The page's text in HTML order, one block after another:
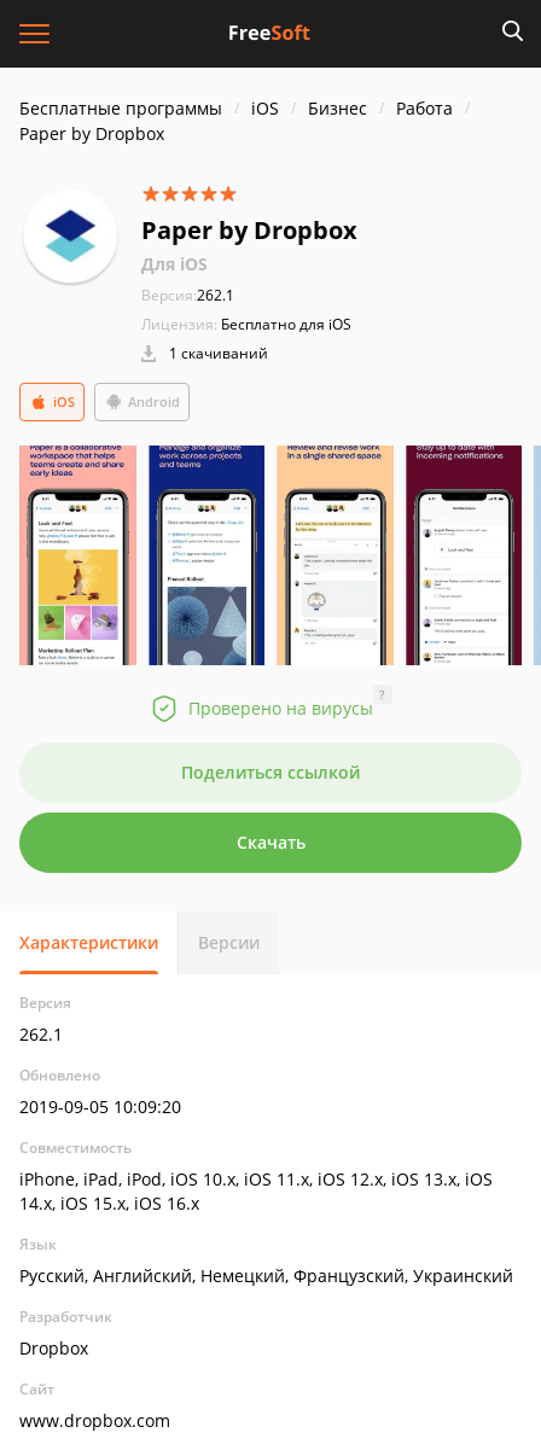
Бесплатные программы iOS Бизнес
Работа
Paper by Dropbox
Paper by Dropbox
Для iOS
Версия:262.1
Лицензия: Бесплатно для iOS
1 скачиваний
Android
iOS
Проверено на вирусы
?
Поделиться ссылкой
Скачать
Характеристики Версии
Версия
262.1
Обновлено
2019-09-05 10:09:20
Совместимость
iPhone, iPad, iPod, iOS 10.x, iOS 11.x, iOS 12.x, iOS 13.x, iOS
14.x, iOS 15.x, iOS 16.x
Язык
Русский, Английский, Немецкий, Французский, Украинский
Разработчик
Dropbox
Сайт
www.dropbox.com